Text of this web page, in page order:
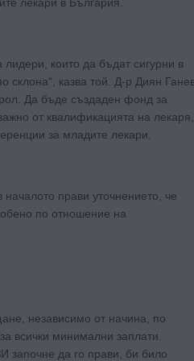
които да бъдат сигурни в
склона“, казва той. Д-р Диян
Да бъде създаден фонд за
от квалификацията на лекаря,
за младите лекари.
прави уточнението, че
по отношение на
независимо от начина, по
всички минимални заплати.
започне да го прави, би било